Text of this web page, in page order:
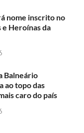
nome inscrito no
Heroínas da
Balneário
ao topo das
caro do país